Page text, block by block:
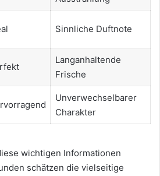
Sinnliche Duftnote
Langanhaltende
Frische
Unverwechselbarer
Charakter
wichtigen Informationen
schätzen die vielseitige